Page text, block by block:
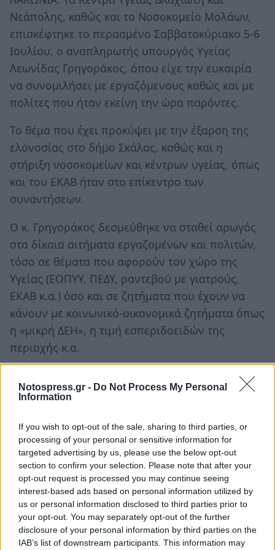
Notospress.gr - Do Not Process My Personal
Information
If you wish to opt-out of the sale, sharing to third parties, or
processing of your personal or sensitive information for
targeted advertising by us, please use the below opt-out
section to confirm your selection. Please note that after your
opt-out request is processed you may continue seeing
interest-based ads based on personal information utilized by
us or personal information disclosed to third parties prior to
your opt-out. You may separately opt-out of the further
disclosure of your personal information by third parties on the
IAB’s list of downstream participants. This information may
Νεάπολης, καθώς και το Νοσοκομείο Μολάων,
επισκέφτηκε το περασμένο Σαββατοκύριακο 5-6
Ιουλίου, ο αναπληρωτής υπουργός Υγείας
Λεωνίδας Γρηγοράκος, όπου είχε την ευκαιρία
να συνομιλήσει με εργαζόμενους καθώς και με
πολίτες που ήταν εκείνη την ώρα παρόντες.
Το θέμα που έχει προκύψει με την έξαρση της
ελονοσίας στο δήμο Σκάλας, καθώς και η
στήριξη νοσοκομείων και κέντρων υγείας, όπως
και του ΕΚΑΒ ήταν στο επίκεντρο των
συναντήσεων.
Ο κ. Γρηγοράκος δεσμεύθηκε να σταθεί αρωγός
στα δίκαια αιτήματα εργαζομένων και πολιτών,
τόσο σε θέματα που αφορούν τον χώρο της
Υγείας (ΕΟΠΥΥ, ΠΕΔΥ, ραντεβού με γιατρούς,
ΕΚΑΒ κ.α.) όσο και σε ζητήματα που έχουν να
κάνουν με κοινωνικό-οικονομικά ζητήματα όπως
η «μικρή ΔΕΗ», η τιμή εσπεριδοειδών της
περιοχής κ.α.
Ο αναπληρωτής υπουργός Υγείας επισκέφθηκε
επίσης το Λογγανίκο, το Γεωργίτσι, το Καστόρι,
Παπαδιάνικα και την Αγγελώνα, όπου συζήτησε
με πολίτες και τοπικούς άρχοντες για
προβλήματα που απασχολούν τις περιοχές και
υποσχέθηκε να είναι συνεισφέρει με τον
καλύτερο δυνατό τρόπο για την επίλυσή τους.